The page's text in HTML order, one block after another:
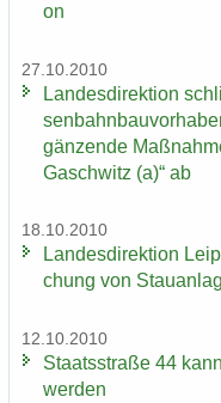
on
27.10.2010
Lan­des­di­rek­ti­on
gän­zen­de
Gaschwitz (a)“ ab
18.10.2010
Lan­des­di­rek­ti­on
chung von
12.10.2010
Staats­stra­ße 44
wer­den